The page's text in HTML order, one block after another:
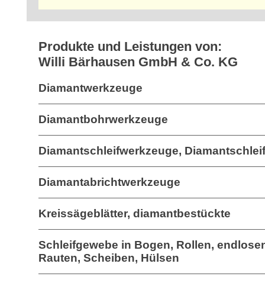
Produkte und Leistungen von:
Willi Bärhausen GmbH & Co. KG
Diamantwerkzeuge
Diamantbohrwerkzeuge
Diamantschleifwerkzeuge,
Diamantabrichtwerkzeuge
Kreissägeblätter, diamantbestückte
Schleifgewebe in Bogen, Rollen,
Rauten, Scheiben, Hülsen